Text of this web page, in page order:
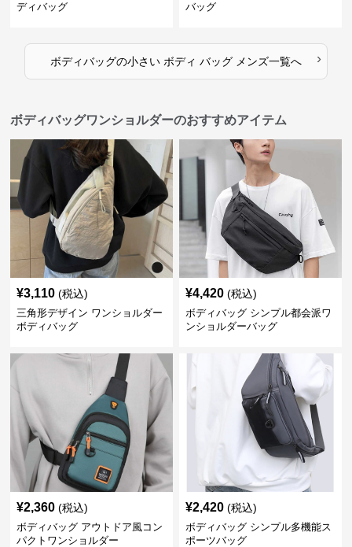
ディバッグ
バッグ
ボディバッグの小さい ボディ バッグ メンズ一覧へ ›
ボディバッグワンショルダーのおすすめアイテム
¥3,110 (税込)
三角形デザイン ワンショルダー
ボディバッグ
¥4,420 (税込)
ボディバッグ シンプル都会派ワ
ンショルダーバッグ
¥2,360 (税込)
ボディバッグ アウトドア風コン
パクトワンショルダー
¥2,420 (税込)
ボディバッグ シンプル多機能ス
ポーツバッグ